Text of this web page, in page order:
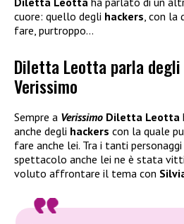
cuore: quello degli hackers, con la
fare, purtroppo…
Diletta Leotta parla degli
Verissimo
Sempre a Verissimo Diletta Leotta
anche degli hackers con la quale
fare anche lei. Tra i tanti
spettacolo anche lei ne è stata
voluto affrontare il tema con